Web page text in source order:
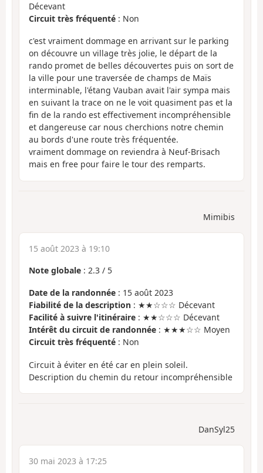
Décevant
Circuit très fréquenté : Non
c'est vraiment dommage en arrivant sur le parking
on découvre un village très jolie, le départ de la
rando promet de belles découvertes puis on sort de
la ville pour une traversée de champs de Maïs
interminable, l'étang Vauban avait l'air sympa mais
en suivant la trace on ne le voit quasiment pas et la
fin de la rando est effectivement incompréhensible
et dangereuse car nous cherchions notre chemin
au bords d'une route très fréquentée.
vraiment dommage on reviendra à Neuf-Brisach
mais en free pour faire le tour des remparts.
Mimibis
15 août 2023 à 19:10
Note globale : 2.3 / 5
Date de la randonnée : 15 août 2023
Fiabilité de la description : ★★☆☆☆ Décevant
Facilité à suivre l'itinéraire : ★★☆☆☆ Décevant
Intérêt du circuit de randonnée : ★★★☆☆ Moyen
Circuit très fréquenté : Non
Circuit à éviter en été car en plein soleil.
Description du chemin du retour incompréhensible
DanSyl25
30 mai 2023 à 17:25